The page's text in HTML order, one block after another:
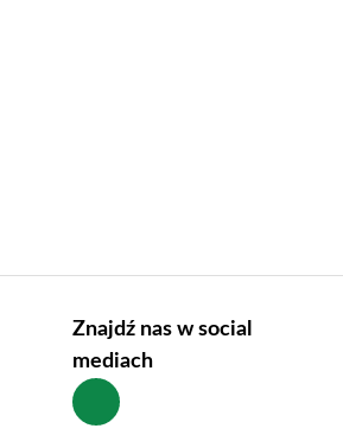
Znajdź nas w social
mediach